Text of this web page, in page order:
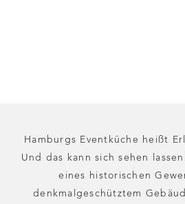
Hamburgs Eventküche heißt
Und das kann sich sehen
eines historischen
denkmalgeschütztem